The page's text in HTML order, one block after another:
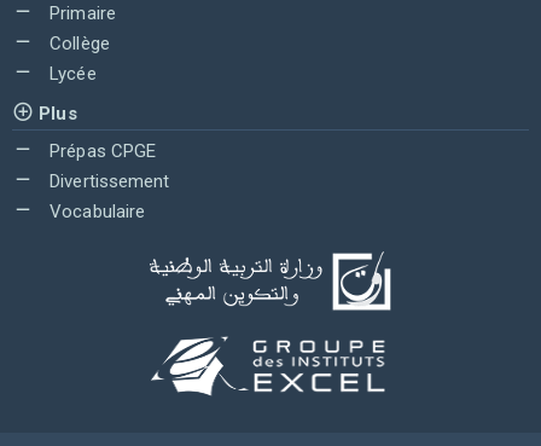
Primaire
Collège
Lycée
Plus
Prépas CPGE
Divertissement
Vocabulaire